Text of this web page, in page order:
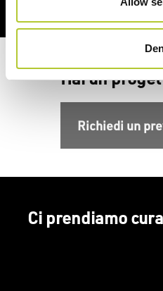
Hai un
Richiedi un
Ci prendiamo